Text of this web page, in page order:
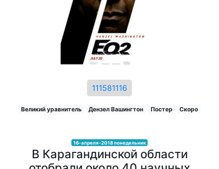
111581116
Великий уравнитель Дензел Вашингтон Постер Скоро
16-апреля-2018 понедельник
В Карагандинской области